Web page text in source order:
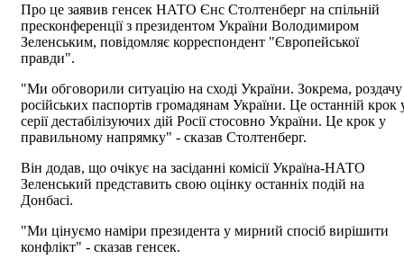
Про це заявив генсек НАТО Єнс Столтенберг на спільній
пресконференції з президентом України Володимиром
Зеленським, повідомляє корреспондент "Європейської
правди".
"Ми обговорили ситуацію на сході України. Зокрема, роздачу
російських паспортів громадянам України. Це останній крок
серії дестабілізуючих дій Росії стосовно України. Це крок у
правильному напрямку" - сказав Столтенберг.
Він додав, що очікує на засіданні комісії Україна-НАТО
Зеленський представить свою оцінку останніх подій на
Донбасі.
"Ми цінуємо наміри президента у мирний спосіб вирішити
конфлікт" - сказав генсек.